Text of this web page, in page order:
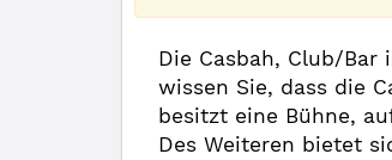
Die Casbah, Club/
wissen Sie, dass die
besitzt eine Bühne,
Des Weiteren bietet